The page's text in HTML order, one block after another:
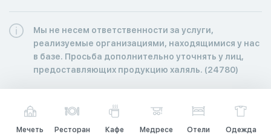
Мы не несем ответственности за услуги,
реализуемые организациями, находящимися у нас
в базе. Просьба дополнительно уточнять у лиц,
предоставляющих продукцию халяль. (24780)
Мечеть Ресторан Кафе Медресе Отели Одежда